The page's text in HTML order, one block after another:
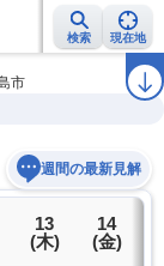
検索 現在地
報 ラ
市
週間の最新見解
13
(木)
14
(金)